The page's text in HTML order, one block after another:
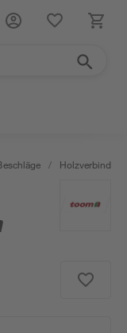
/ Holzverbinder